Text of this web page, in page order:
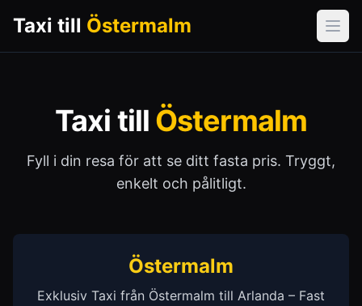
Taxi till Östermalm
Taxi till Östermalm
Fyll i din resa för att se ditt fasta pris. Tryggt,
enkelt och pålitligt.
Östermalm
Exklusiv Taxi från Östermalm till Arlanda – Fast